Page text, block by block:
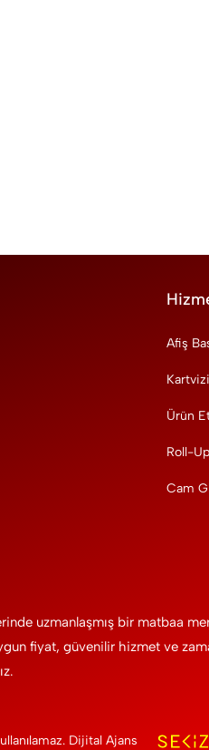
Afiş
Ürün
Roll-
Cam
uzmanlaşmış bir matbaa
fiyat, güvenilir hizmet ve
Dijital Ajans